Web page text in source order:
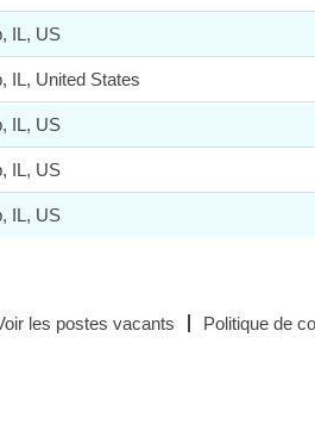
IL, US
IL, United States
IL, US
IL, US
IL, US
les postes vacants
Politique de